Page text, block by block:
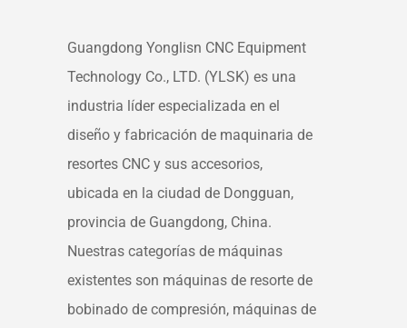
Guangdong Yonglisn CNC Equipment
Technology Co., LTD. (YLSK) es una
industria líder especializada en el
diseño y fabricación de maquinaria de
resortes CNC y sus accesorios,
ubicada en la ciudad de Dongguan,
provincia de Guangdong, China.
Nuestras categorías de máquinas
existentes son máquinas de resorte de
bobinado de compresión, máquinas de